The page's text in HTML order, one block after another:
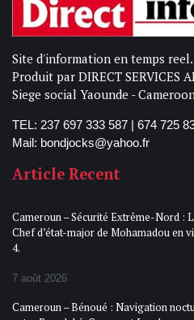
Site d'information en temps reel.
Produit par DIRECT SERVICES
Siege social Yaounde -
TEL: 237 697 333 587 | 674 725
Mail: bondjocks@yahoo.fr
Article Recent
Cameroun – Sécurité Extrême-Nord :
Chef d’état-major de Mohamadou en
4.
7 août 2026
Cameroun – Bénoué : Navigation